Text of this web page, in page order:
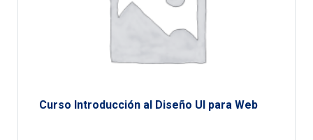
Curso Introducción al Diseño UI para Web